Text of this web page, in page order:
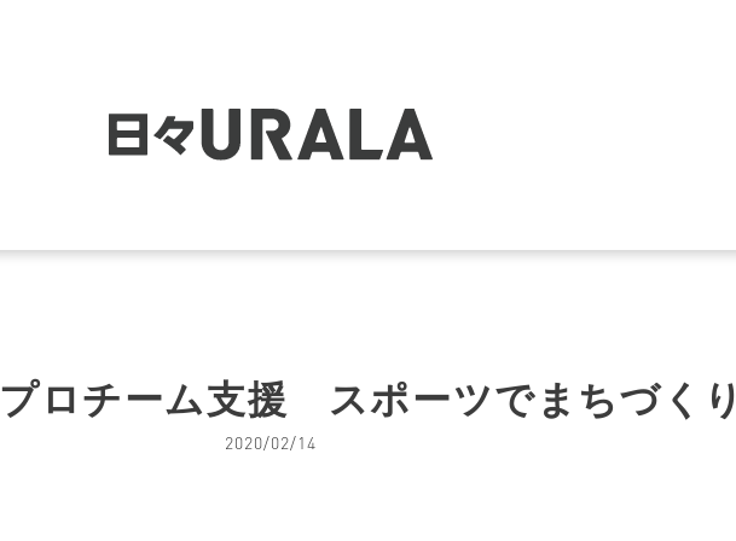
ロチーム支援 スポーツでまちづくり
2020/02/14